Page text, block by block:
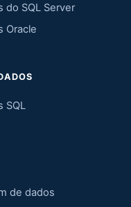
do SQL Server
Oracle
SQL
de dados